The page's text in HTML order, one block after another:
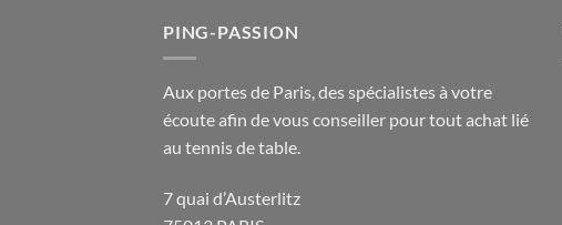
PING-PASSION
Aux portes de Paris, des spécialistes à votre
écoute afin de vous conseiller pour tout achat lié
au tennis de table.
7 quai d’Austerlitz